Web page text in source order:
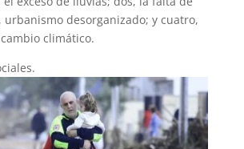
urbanismo desorganizado; y cuatro,
climático.